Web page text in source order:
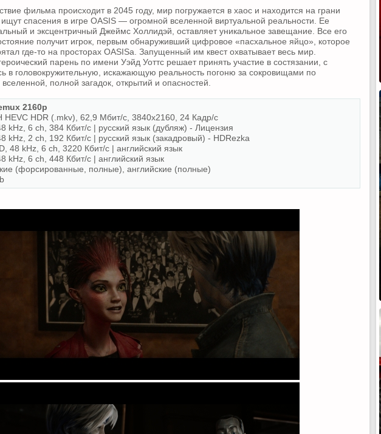
фильма происходит в 2045 году, мир погружается в хаос и находится на грани
спасения в игре OASIS — огромной вселенной виртуальной реальности. Ее
и эксцентричный Джеймс Холлидэй, оставляет уникальное завещание. Все его
получит игрок, первым обнаруживший цифровое «пасхальное яйцо», которое
где-то на просторах OASISа. Запущенный им квест охватывает весь мир.
парень по имени Уэйд Уоттс решает принять участие в состязании, с
в головокружительную, искажающую реальность погоню за сокровищами по
полной загадок, открытий и опасностей.
2160p
HEVC HDR (.mkv), 62,9 Мбит/с, 3840x2160, 24 Кадр/с
kHz, 6 ch, 384 Кбит/с | русский язык (дубляж) - Лицензия
kHz, 2 ch, 192 Кбит/с | русский язык (закадровый) - HDRezka
48 kHz, 6 ch, 3220 Кбит/с | английский язык
kHz, 6 ch, 448 Кбит/с | английский язык
(форсированные, полные), английские (полные)